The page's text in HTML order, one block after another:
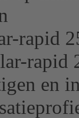
rapid